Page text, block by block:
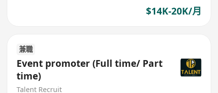
$14K-20K/月
兼職
Event promoter (Full time/ Part
time)
Talent Recruit